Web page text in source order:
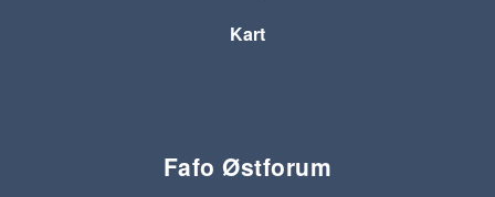
Kart
Fafo Østforum